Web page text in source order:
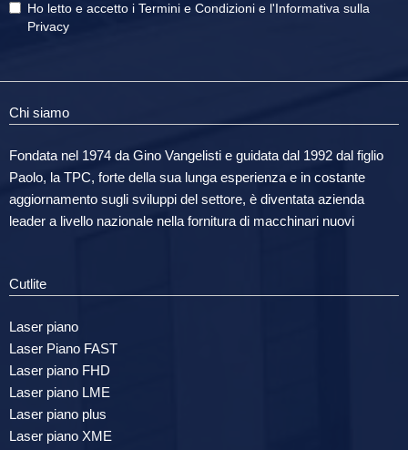
Ho letto e accetto i Termini e Condizioni e l'Informativa sulla
Privacy
Chi siamo
Fondata nel 1974 da Gino Vangelisti e guidata dal 1992 dal figlio
Paolo, la TPC, forte della sua lunga esperienza e in costante
aggiornamento sugli sviluppi del settore, è diventata azienda
leader a livello nazionale nella fornitura di macchinari nuovi
Cutlite
Laser piano
Laser Piano FAST
Laser piano FHD
Laser piano LME
Laser piano plus
Laser piano XME